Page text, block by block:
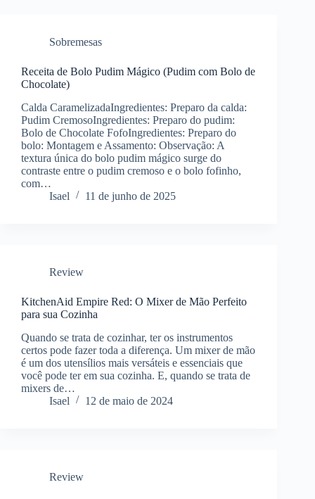
Sobremesas
Receita de Bolo Pudim Mágico (Pudim com Bolo de
Chocolate)
Calda CaramelizadaIngredientes: Preparo da calda:
Pudim CremosoIngredientes: Preparo do pudim:
Bolo de Chocolate FofoIngredientes: Preparo do
bolo: Montagem e Assamento: Observação: A
textura única do bolo pudim mágico surge do
contraste entre o pudim cremoso e o bolo fofinho,
com…
Isael
11 de junho de 2025
Review
KitchenAid Empire Red: O Mixer de Mão Perfeito
para sua Cozinha
Quando se trata de cozinhar, ter os instrumentos
certos pode fazer toda a diferença. Um mixer de mão
é um dos utensílios mais versáteis e essenciais que
você pode ter em sua cozinha. E, quando se trata de
mixers de…
Isael
12 de maio de 2024
Review